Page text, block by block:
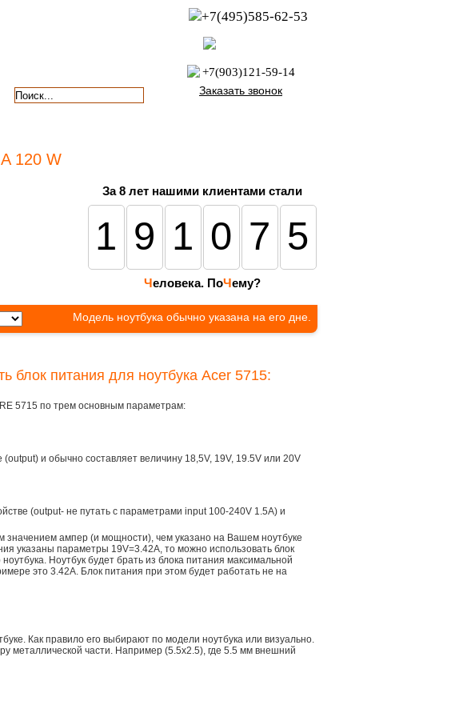
+7(495)585-62-53
+7(903)121-59-14
Заказать звонок
120 W
За 8 лет нашими клиентами стали
191075
Человека. ПоЧему?
Модель ноутбука обычно указана на его дне.
блок питания для ноутбука Acer 5715:
5715 по трем основным параметрам:
и обычно составляет величину 18,5V, 19V, 19.5V или 20V
(output- не путать с параметрами input 100-240V 1.5A) и
ампер (и мощности), чем указано на Вашем ноутбуке
указаны параметры 19V=3.42A, то можно использовать блок
Ноутбук будет брать из блока питания максимальной
это 3.42А. Блок питания при этом будет работать не на
Как правило его выбирают по модели ноутбука или визуально.
металлической части. Например (5.5x2.5), где 5.5 мм внешний